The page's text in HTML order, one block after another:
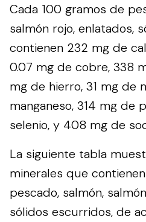
Cada 100 gramos de
salmón rojo, enlatados,
contienen 232 mg de
0.07 mg de cobre, 338
mg de hierro, 31 mg de
manganeso, 314 mg de
selenio, y 408 mg de
La siguiente tabla
minerales que
pescado, salmón,
sólidos escurridos, de